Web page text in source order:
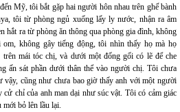
Mỹ, tôi bắt gặp hai người hôn nhau trên ghế bành
tôi từ phòng ngủ xuống lấy ly nước, nhận ra âm
hắt ra từ phòng ăn thông qua phòng gia đình, không
không gây tiếng động, tôi nhìn thấy họ mà họ
mái tóc chị, và dưới một đống gối có lẽ để che
ấn sát phần dưới thân thể vào người chị. Tôi chưa
vậy, cũng như chưa bao giờ thấy anh với một người
chỉ của anh man dại như súc vật. Tôi có cảm giác
bỏ lên lầu lại.